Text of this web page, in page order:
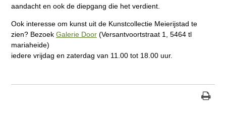
aandacht en ook de diepgang die het verdient.
Ook interesse om kunst uit de Kunstcollectie Meierijstad te
zien? Bezoek Galerie Door(Versantvoortstraat 1, 5464 tl
mariaheide)
iedere vrijdag en zaterdag van 11.00 tot 18.00 uur.